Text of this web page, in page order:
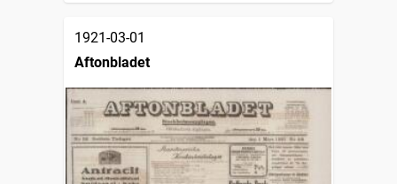
1921-03-01
Aftonbladet